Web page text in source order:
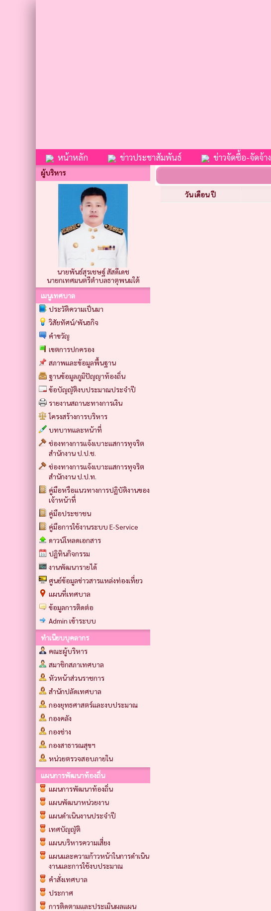
หน้าหลัก ข่าวประชาสัมพันธ์ ข่าวจัดซื้อ-จัดจ้าง
ผู้บริหาร
นายพันธ์สุรเชษฐ์ สัสดีเดช
นายกเทศมนตรีตำบลธาตุพนมใต้
เมนูเทศบาล
ประวัติความเป็นมา
วิสัยทัศน์/พันธกิจ
คำขวัญ
เขตการปกครอง
สภาพและข้อมูลพื้นฐาน
ฐานข้อมูลภูมิปัญญาท้องถิ่น
ข้อบัญญัติงบประมาณประจำปี
รายงานสถานะทางการเงิน
โครงสร้างการบริหาร
บทบาทและหน้าที่
ช่องทางการแจ้งเบาะแสการทุจริต
สำนักงาน ป.ป.ช.
ช่องทางการแจ้งเบาะแสการทุจริต
สำนักงาน ป.ป.ท.
คู่มือหรือแนวทางการปฏิบัติงานของ
เจ้าหน้าที่
คู่มือประชาชน
คู่มือการใช้งานระบบ E-Service
ดาวน์โหลดเอกสาร
ปฏิทินกิจกรรม
งานพัฒนารายได้
ศูนย์ข้อมูลข่าวสารแหล่งท่องเที่ยว
แผนที่เทศบาล
ข้อมูลการติดต่อ
Admin เข้าระบบ
ทำเนียบบุคลากร
คณะผู้บริหาร
สมาชิกสภาเทศบาล
หัวหน้าส่วนราชการ
สำนักปลัดเทศบาล
กองยุทธศาสตร์และงบประมาณ
กองคลัง
กองช่าง
กองสาธารณสุขฯ
หน่วยตรวจสอบภายใน
แผนการพัฒนาท้องถิ่น
แผนการพัฒนาท้องถิ่น
แผนพัฒนาหน่วยงาน
แผนดำเนินงานประจำปี
เทศบัญญัติ
แผนบริหารความเสี่ยง
แผนและความก้าวหน้าในการดำเนิน
งานและการใช้งบประมาณ
คำสั่งเทศบาล
ประกาศ
การติดตามและประเมินผลแผน
วัน เดือน ปี